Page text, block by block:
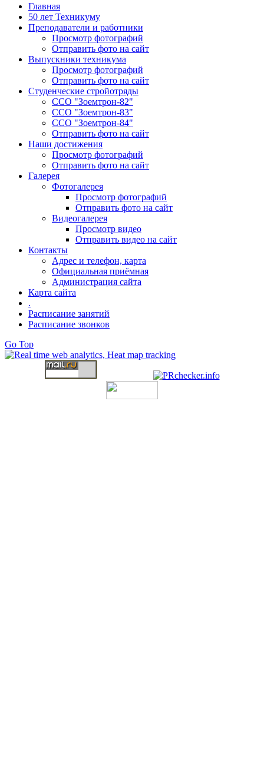
Главная
50 лет Техникуму
Преподаватели и работники
Просмотр фотографий
Отправить фото на сайт
Выпускники техникума
Просмотр фотографий
Отправить фото на сайт
Студенческие стройотряды
ССО "Зоемтрон-82"
ССО "Зоемтрон-83"
ССО "Зоемтрон-84"
Отправить фото на сайт
Наши достижения
Просмотр фотографий
Отправить фото на сайт
Галерея
Фотогалерея
Просмотр фотографий
Отправить фото на сайт
Видеогалерея
Просмотр видео
Отправить видео на сайт
Контакты
Адрес и телефон, карта
Официальная приёмная
Администрация сайта
Карта сайта
.
Расписание занятий
Расписание звонков
Go Top